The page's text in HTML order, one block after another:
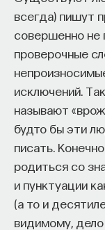
всегда) пишут
совершенно не
проверочные
исключений.
называют
будто бы эти
писать.
родиться со
и пунктуации
(а то и
видимому,
процессами?
утомление,
Каково
иммунной
Ответы на эти
записавшись
вещества,
Пройдя этот
—
работы